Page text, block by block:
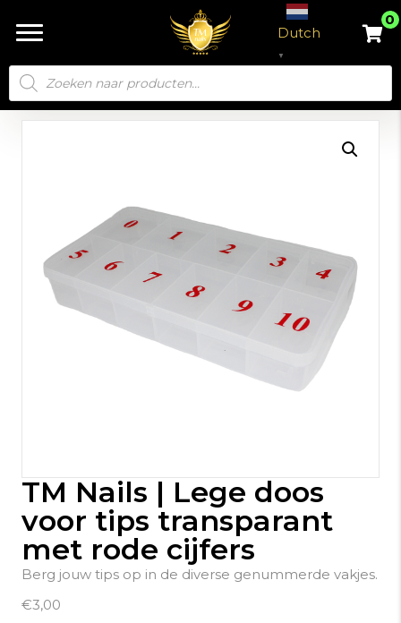
Dutch
▼
0
Producten
zoeken
TM Nails | Lege doos
voor tips transparant
met rode cijfers
Berg jouw tips op in de diverse genummerde vakjes.
€3,00